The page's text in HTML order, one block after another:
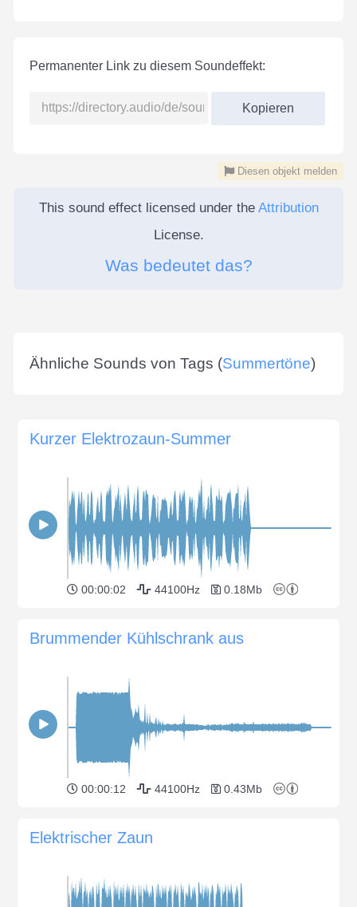
Permanenter Link zu diesem Soundeffekt:
Kopieren
Diesen objekt melden
This sound effect licensed under the Attribution
License.
Was bedeutet das?
Ähnliche Sounds von Tags (Summertöne)
Kurzer Elektrozaun-Summer
00:00:02 44100Hz 0.18Mb
Brummender Kühlschrank aus
00:00:12 44100Hz 0.43Mb
Elektrischer Zaun